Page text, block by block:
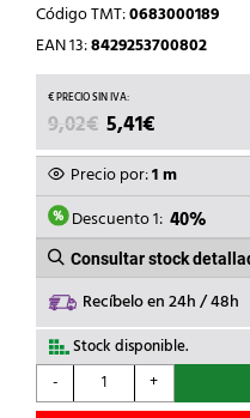
Código TMT:0683000189
EAN 13:8429253700802
9,02€ EL
PRECIO
ORIGINAL
ERA:
9,02€.
5,41€
PRECIO
ACTUAL
ES:
5,41€.
Precio por:1 m
Descuento 1: 40%
Consultar stock
Recíbelo en 24h / 48h
Stock disponible.
-
ESPIROFLEX
-
+